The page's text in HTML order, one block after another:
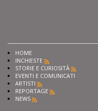
HOME
INCHIESTE
STORIE E CURIOSITÀ
EVENTI E COMUNICATI
ARTISTI
REPORTAGE
NEWS